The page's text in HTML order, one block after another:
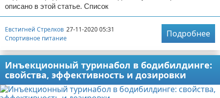
описано в этой статье. Список
Евстигней Стрелков 27-11-2020 05:31
Спортивное питание
Подробнее
Инъекционный туринабол в бодибилдинге:
свойства, эффективность и дозировки